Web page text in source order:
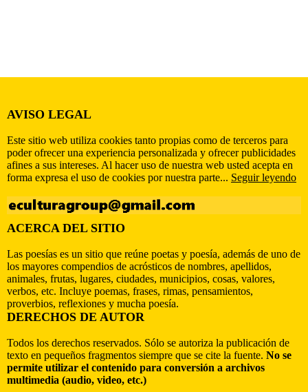
AVISO LEGAL
Este sitio web utiliza cookies tanto propias como de terceros para
poder ofrecer una experiencia personalizada y ofrecer publicidades
afines a sus intereses. Al hacer uso de nuestra web usted acepta en
forma expresa el uso de cookies por nuestra parte... Seguir leyendo
ACERCA DEL SITIO
Las poesías es un sitio que reúne poetas y poesía, además de uno de
los mayores compendios de acrósticos de nombres, apellidos,
animales, frutas, lugares, ciudades, municipios, cosas, valores,
verbos, etc. Incluye poemas, frases, rimas, pensamientos,
proverbios, reflexiones y mucha poesía.
DERECHOS DE AUTOR
Todos los derechos reservados. Sólo se autoriza la publicación de
texto en pequeños fragmentos siempre que se cite la fuente. No se
permite utilizar el contenido para conversión a archivos
multimedia (audio, video, etc.)